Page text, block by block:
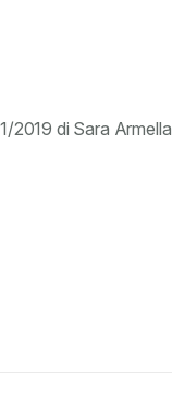
2019 di Sara Armella